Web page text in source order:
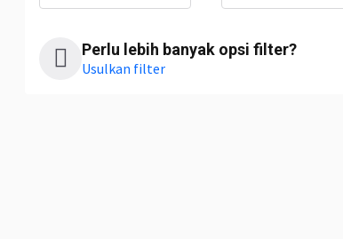
Perlu lebih banyak opsi filter?
Usulkan filter